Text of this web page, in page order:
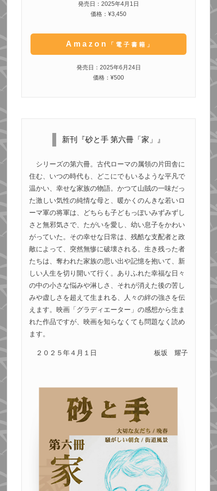
発売日：2025年4月1日
価格：¥3,450
Amazon 「電子書籍」
発売日：2025年6月24日
価格：¥500
新刊『砂と手 第六冊「家」』
シリーズの第六冊。古代ローマの属領の片田舎に
住む、いつの時代も、どこにでもいるような平凡で
温かい、幸せな家族の物語。かつて山賊の一味だっ
た激しい気性の純情な母と、暖かくのんきな若いロ
ーマ軍の将軍は、どちらも子どもっぽいみずみずし
さと無邪気さで、たがいを愛し、幼い息子をかわい
がっていた。その幸せな日常は、残酷な支配者と政
敵によって、突然無惨に破壊される。生き残った者
たちは、奪われた家族の思い出や記憶を抱いて、新
しい人生を切り開いて行く。ありふれた幸福な日々
の中の小さな悩みや淋しさ、それが消えた後の苦し
みや虚しさを超えて生まれる、人々の絆の強さを伝
えます。映画「グラディエーター」の感想から生ま
れた作品ですが、映画を知らなくても問題なく読め
ます。
２０２５年４月１日 板坂 耀子